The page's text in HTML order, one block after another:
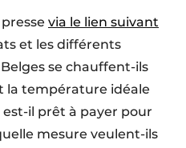
via le lien suivant
et les différents
se chauffent-ils
la température idéale
il prêt à payer pour
mesure veulent-ils